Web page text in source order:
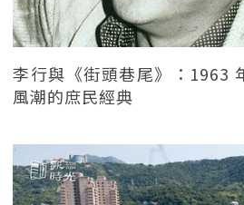
李行與《街頭巷尾》：1963
風潮的庶民經典